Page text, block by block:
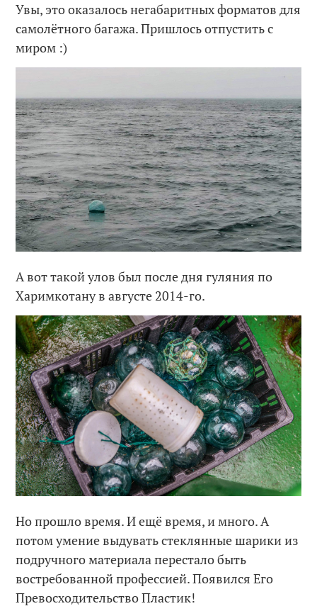
Увы, это оказалось негабаритных форматов для
самолётного багажа. Пришлось отпустить с
миром :)
А вот такой улов был после дня гуляния по
Харимкотану в августе 2014-го.
Но прошло время. И ещё время, и много. А
потом умение выдувать стеклянные шарики из
подручного материала перестало быть
востребованной профессией. Появился Его
Превосходительство Пластик!